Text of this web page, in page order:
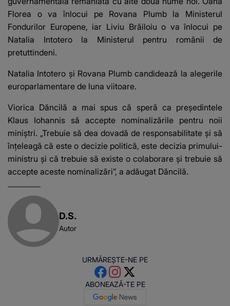
Florea o va înlocui pe Rovana Plumb la Ministerul
Fondurilor Europene, iar Liviu Brăiloiu o va înlocui pe
Natalia Intotero la Ministerul pentru românii de
pretuttindeni.
Natalia Intotero şi Rovana Plumb candidează la alegerile
europarlamentare de luna viitoare.
Viorica Dăncilă a mai spus că speră ca preşedintele
Klaus Iohannis să accepte nominalizările pentru noii
miniştri. „Trebuie să dea dovadă de responsabilitate şi să
înţeleagă că este o decizie politică, este decizia primului-
ministru şi că trebuie să existe o colaborare şi trebuie să
accepte aceste nominalizări”, a adăugat Dăncilă.
D.S.
Autor
URMĂREȘTE-NE PE
ABONEAZĂ-TE PE